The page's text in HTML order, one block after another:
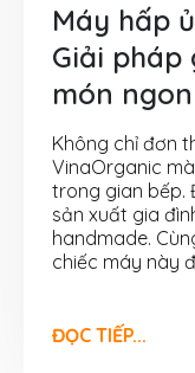
Máy hấp
Giải pháp
món
Không chỉ đơn
VinaOrganic
trong gian bếp.
sản xuất gia
handmade.
chiếc máy này
ĐỌC TIẾP...